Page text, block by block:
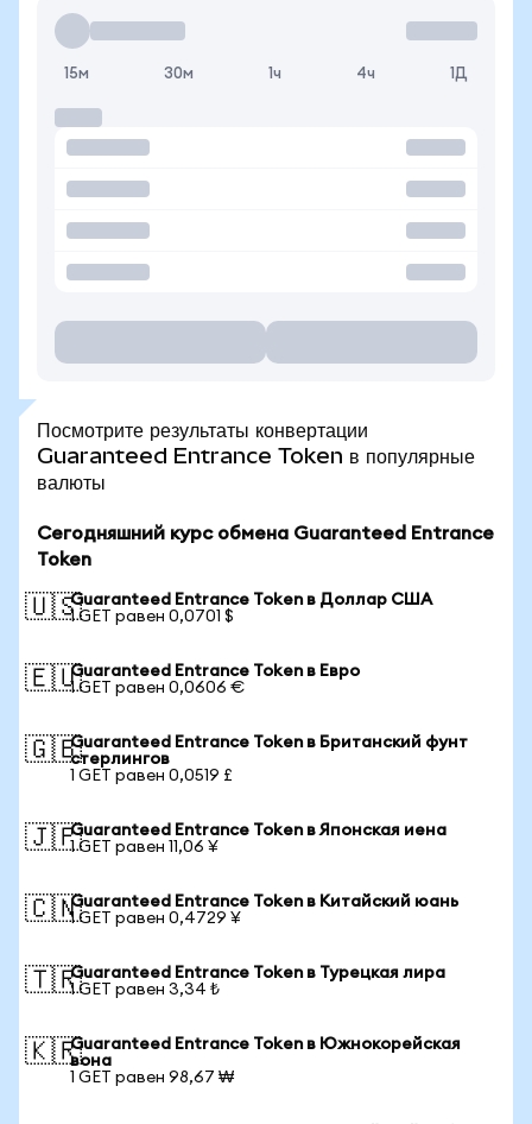
15м 30м 1ч 4ч 1Д
Посмотрите результаты конвертации
Guaranteed Entrance Token в популярные
валюты
Сегодняшний курс обмена Guaranteed Entrance
Token
🇺🇸Guaranteed Entrance Token в Доллар США
1 GET равен 0,0701 $
🇪🇺Guaranteed Entrance Token в Евро
1 GET равен 0,0606 €
🇬🇧Guaranteed Entrance Token в Британский фунт
стерлингов
1 GET равен 0,0519 £
🇯🇵Guaranteed Entrance Token в Японская иена
1 GET равен 11,06 ¥
🇨🇳Guaranteed Entrance Token в Китайский юань
1 GET равен 0,4729 ¥
🇹🇷Guaranteed Entrance Token в Турецкая лира
1 GET равен 3,34 ₺
🇰🇷Guaranteed Entrance Token в Южнокорейская
вона
1 GET равен 98,67 ₩